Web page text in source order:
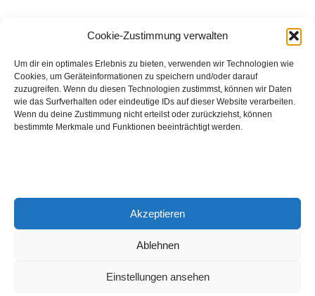
Cookie-Zustimmung verwalten
Um dir ein optimales Erlebnis zu bieten, verwenden wir Technologien wie
Cookies, um Geräteinformationen zu speichern und/oder darauf
zuzugreifen. Wenn du diesen Technologien zustimmst, können wir Daten
wie das Surfverhalten oder eindeutige IDs auf dieser Website verarbeiten.
Wenn du deine Zustimmung nicht erteilst oder zurückziehst, können
bestimmte Merkmale und Funktionen beeinträchtigt werden.
Akzeptieren
Ablehnen
Einstellungen ansehen
August 2026
Hinch Double Wood
Destillerie:Hinch(Irland)
Single Malt, 43.0%
Peated: Nein
in den Whiskys des Monats.